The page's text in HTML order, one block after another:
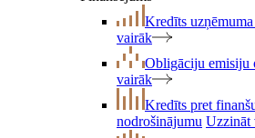
Kredīts
vairāk
Obligāciju emisiju
vairāk
Kredīts pret
nodrošinājumu Uzzināt